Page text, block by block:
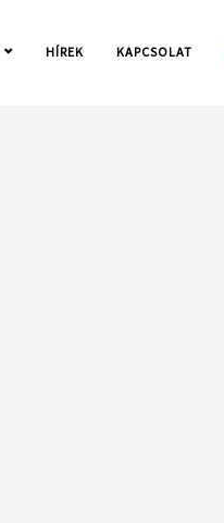
HÍREK KAPCSOLAT